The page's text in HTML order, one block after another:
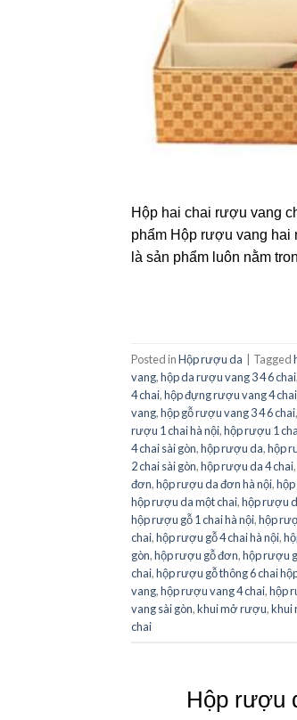
Hộp hai chai rượu vang
phẩm Hộp rượu vang hai
là sản phẩm luôn nằm
Posted inHộp rượu da Tagged
vang,hộp da rượu vang 3 4 6 chai,
4 chai,hộp đựng rượu vang 4
vang,hộp gỗ rượu vang 3 4 6 chai,
rượu 1 chai hà nội,hộp rượu 1
4 chai sài gòn,hộp rượu da,hộp
2 chai sài gòn,hộp rượu da 4 chai,
đơn,hộp rượu da đơn hà nội,
hộp rượu da một chai,hộp rượu
hộp rượu gỗ 1 chai hà nội,hộp
chai,hộp rượu gỗ 4 chai hà nội,
gòn,hộp rượu gỗ đơn,hộp rượu
chai,hộp rượu gỗ thông 6 chai
vang,hộp rượu vang 4 chai,hộp
vang sài gòn,khui mở rượu,khui
chai
Hộp rượu